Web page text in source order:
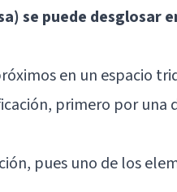
se puede desglosar
en un espacio
primero por una
pues uno de los